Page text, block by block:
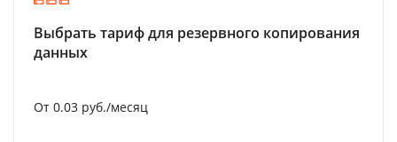
Выбрать тариф для резервного копирования
данных
От 0.03 руб./месяц